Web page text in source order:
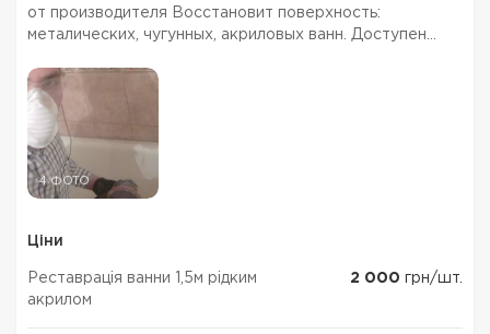
от производителя Восстановит поверхность:
металических, чугунных, акриловых ванн. Доступен
любых акриловых конструкций (царапины, трещины,
продавленные и...
4 ФОТО
Ціни
Реставрація ванни 1,5м рідким
акрилом
2 000 грн/шт.